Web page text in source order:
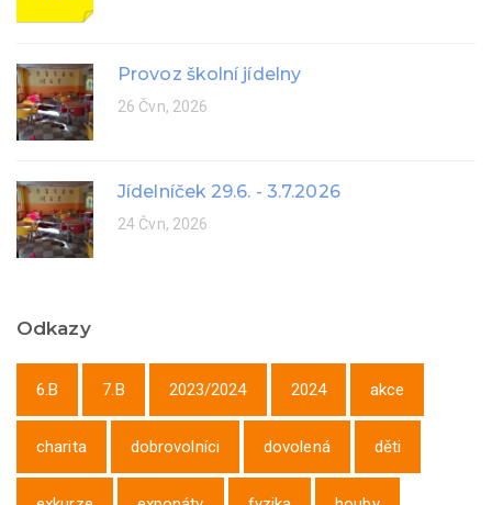
Provoz školní jídelny
26 Čvn, 2026
Jídelníček 29.6. - 3.7.2026
24 Čvn, 2026
Odkazy
6.B 7.B 2023/2024 2024 akce
charita dobrovolníci dovolená děti